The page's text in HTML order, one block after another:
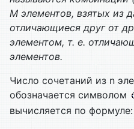
M элементов, взятых из
отличающиеся друг от
элементом, т. е.
элементов.
Число сочетаний из n
обозначается символом
вычисляется по формуле: